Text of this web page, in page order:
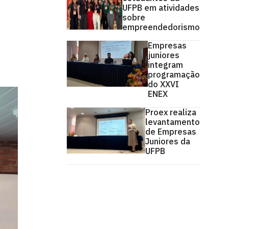
UFPB em atividades
sobre
empreendedorismo
Empresas
juniores
integram
programação
do XXVI
ENEX
Proex realiza
levantamento
de Empresas
Juniores da
UFPB